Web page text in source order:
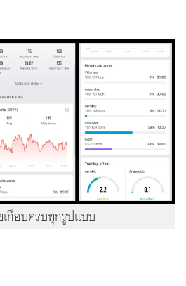
กือบครบทุกรูปแบบ